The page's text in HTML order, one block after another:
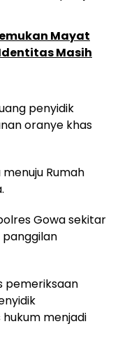
Mayat
Masih
penyidik
oranye khas
Rumah
Gowa sekitar
panggilan
pemeriksaan
menjadi